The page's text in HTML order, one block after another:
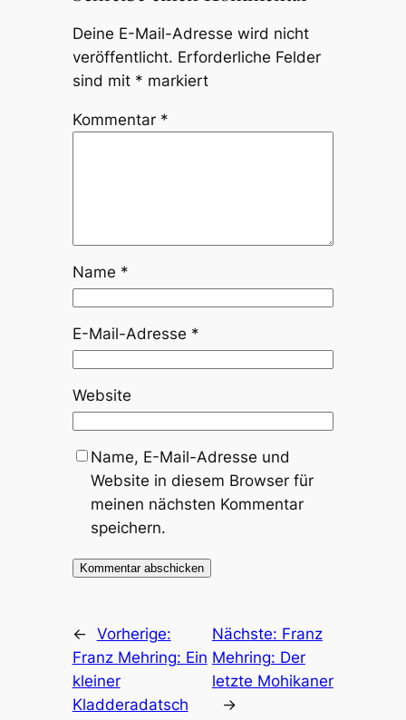
Deine E-Mail-Adresse wird nicht
veröffentlicht. Erforderliche Felder
sind mit * markiert
Kommentar *
Name *
E-Mail-Adresse *
Website
Name, E-Mail-Adresse und
Website in diesem Browser für
meinen nächsten Kommentar
speichern.
← Vorherige:
Franz Mehring: Ein
kleiner
Kladderadatsch
Nächste: Franz
Mehring: Der
letzte Mohikaner
→